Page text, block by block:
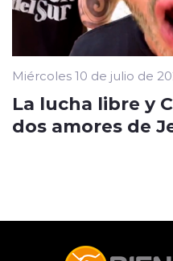
Miércoles 10 de julio de
La lucha libre y
dos amores de